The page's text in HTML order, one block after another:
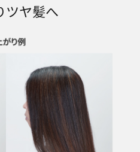
ツヤ髪へ